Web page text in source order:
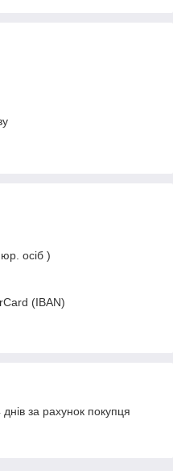
осіб )
(IBAN)
за рахунок покупця